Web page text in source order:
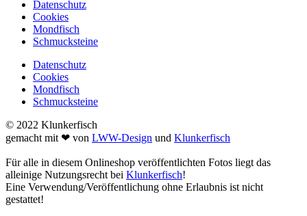
Datenschutz
Cookies
Mondfisch
Schmucksteine
Datenschutz
Cookies
Mondfisch
Schmucksteine
© 2022 Klunkerfisch
gemacht mit ❤ von LWW-Design und Klunkerfisch
Für alle in diesem Onlineshop veröffentlichten Fotos liegt das
alleinige Nutzungsrecht bei Klunkerfisch!
Eine Verwendung/Veröffentlichung ohne Erlaubnis ist nicht
gestattet!